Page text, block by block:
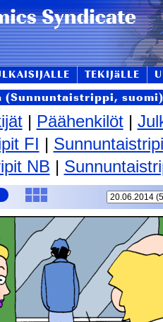
TEKIJäLLE
(Sunnuntaistrippi, suomi)
| Päähenkilöt|
FI |
NB |